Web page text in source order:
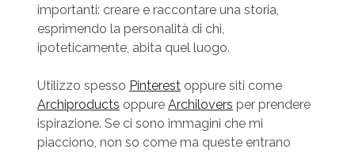
importanti: creare e raccontare una storia,
esprimendo la personalità di chi,
ipoteticamente, abita quel luogo.
Utilizzo spesso Pinterestoppure siti come
Archiproducts oppure Archilovers per prendere
ispirazione. Se ci sono immagini che mi
piacciono, non so come ma queste entrano